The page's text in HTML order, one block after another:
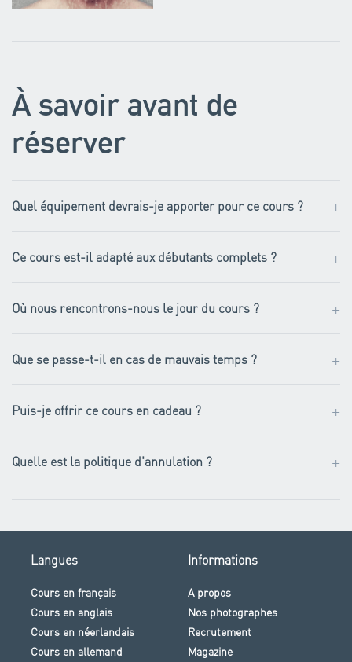
À savoir avant de
réserver
Quel équipement devrais-je apporter pour ce cours ? +
Ce cours est-il adapté aux débutants complets ? +
Où nous rencontrons-nous le jour du cours ? +
Que se passe-t-il en cas de mauvais temps ? +
Puis-je offrir ce cours en cadeau ? +
Quelle est la politique d'annulation ? +
Langues
Cours en français
Cours en anglais
Cours en néerlandais
Cours en allemand
Informations
A propos
Nos photographes
Recrutement
Magazine